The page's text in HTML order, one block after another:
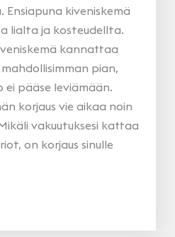
Ensiapuna kiveniskemä
lialta ja kosteudellta.
kannattaa
pian,
ei pääse leviämään.
korjaus vie aikaa noin
vakuutuksesi kattaa
on korjaus sinulle